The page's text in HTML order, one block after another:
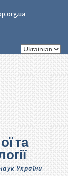
Вибрати
та
України